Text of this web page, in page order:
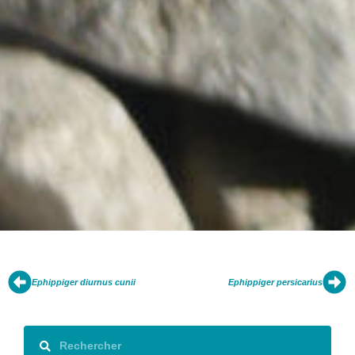
Ephippiger diurnus cunii Ephippiger persicarius